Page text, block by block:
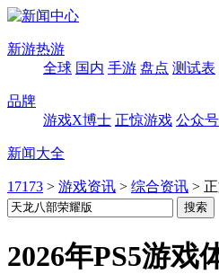
新游热游
全球 国内 手游 盘点 测试表
品牌
游戏X博士 正惊游戏 公众号
新闻大全
17173 > 游戏资讯 > 综合资讯 >
2026年PS5游戏